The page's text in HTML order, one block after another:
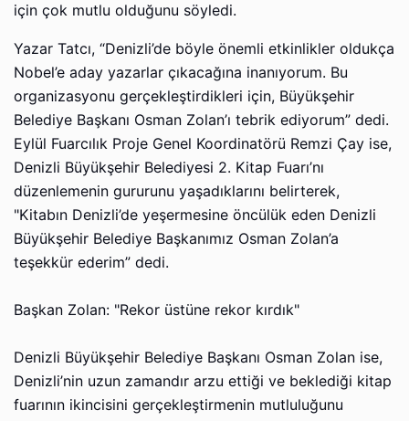
için çok mutlu olduğunu söyledi.
Yazar Tatcı, “Denizli’de böyle önemli etkinlikler oldukça
Nobel’e aday yazarlar çıkacağına inanıyorum. Bu
organizasyonu gerçekleştirdikleri için, Büyükşehir
Belediye Başkanı Osman Zolan’ı tebrik ediyorum” dedi.
Eylül Fuarcılık Proje Genel Koordinatörü Remzi Çay ise,
Denizli Büyükşehir Belediyesi 2. Kitap Fuarı’nı
düzenlemenin gururunu yaşadıklarını belirterek,
"Kitabın Denizli’de yeşermesine öncülük eden Denizli
Büyükşehir Belediye Başkanımız Osman Zolan’a
teşekkür ederim” dedi.
Başkan Zolan: "Rekor üstüne rekor kırdık"
Denizli Büyükşehir Belediye Başkanı Osman Zolan ise,
Denizli’nin uzun zamandır arzu ettiği ve beklediği kitap
fuarının ikincisini gerçekleştirmenin mutluluğunu